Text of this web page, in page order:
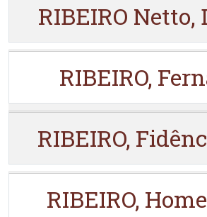
RIBEIRO Netto,
RIBEIRO,
RIBEIRO,
RIBEIRO,